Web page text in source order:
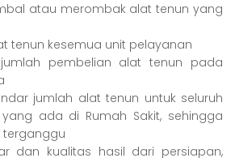
atau merombak alat tenun yang
tenun kesemua unit pelayanan
jumlah pembelian alat tenun pada
jumlah alat tenun untuk seluruh
ada di Rumah Sakit, sehingga
terganggu
dan kualitas hasil dari persiapan,